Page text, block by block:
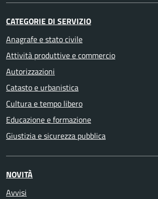
CATEGORIE DI SERVIZIO
Anagrafe e stato civile
Attività produttive e commercio
Autorizzazioni
Catasto e urbanistica
Cultura e tempo libero
Educazione e formazione
Giustizia e sicurezza pubblica
NOVITÀ
Avvisi